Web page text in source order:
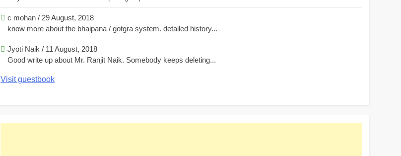
c mohan / 29 August, 2018
know more about the bhaipana / gotgra system. detailed history...
Jyoti Naik / 11 August, 2018
Good write up about Mr. Ranjit Naik. Somebody keeps deleting...
Visit guestbook